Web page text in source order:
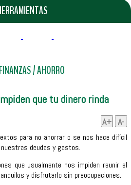
/AHORRO
que tu dinero rinda
A+ A-
para no ahorrar o se nos hace difícil
deudas y gastos.
que usualmente nos impiden reunir el
y disfrutarlo sin preocupaciones.